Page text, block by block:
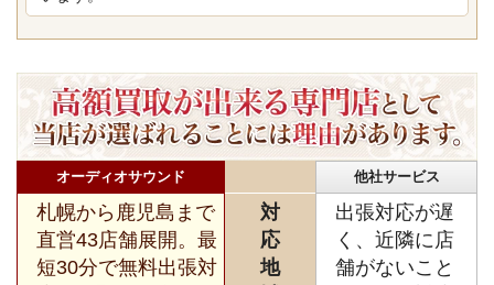
オーディオサウンド 他社サービス
札幌から鹿児島まで
直営43店舗展開。最
短30分で無料出張対
対
応
地
出張対応が遅
く、近隣に店
舗がないこと